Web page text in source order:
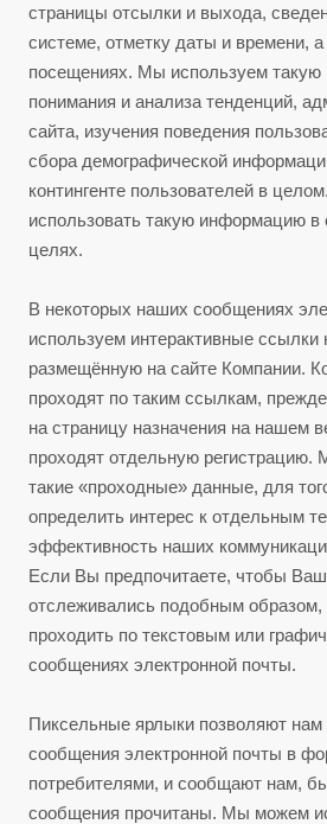
страницы отсылки и выхода,
системе, отметку даты и времени,
посещениях. Мы используем
понимания и анализа тенденций,
сайта, изучения поведения
сбора демографической
контингенте пользователей в
использовать такую информацию в
целях.
В некоторых наших сообщениях
используем интерактивные
размещённую на сайте Компании.
проходят по таким ссылкам,
на страницу назначения на нашем
проходят отдельную
такие «проходные» данные, для
определить интерес к отдельным
эффективность наших
Если Вы предпочитаете, чтобы
отслеживались подобным
проходить по текстовым или
сообщениях электронной почты.
Пиксельные ярлыки позволяют нам
сообщения электронной почты в
потребителями, и сообщают нам,
сообщения прочитаны. Мы можем